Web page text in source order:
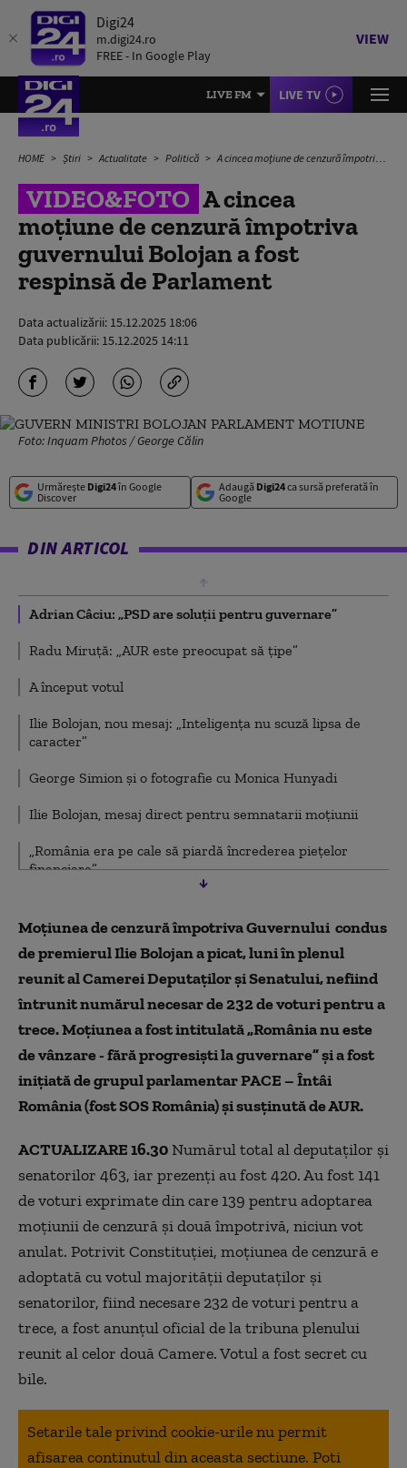
Digi24
m.digi24.ro
FREE - In Google Play
VIEW
LIVE FM LIVE TV
HOME Știri Actualitate Politică A cincea moțiune de cenzură împotriva guvernului Bolojan a fost respinsă de Parlament
VIDEO&FOTO A cincea
moțiune de cenzură împotriva
guvernului Bolojan a fost
respinsă de Parlament
Data actualizării: 15.12.2025 18:06
Data publicării: 15.12.2025 14:11
Foto: Inquam Photos / George Călin
Urmărește Digi24în Google
Discover
Adaugă Digi24ca sursă preferată în
Google
DIN ARTICOL
Adrian Câciu: „PSD are soluții pentru guvernare”
Radu Miruță: „AUR este preocupat să țipe”
A început votul
Ilie Bolojan, nou mesaj: „Inteligența nu scuză lipsa de
caracter”
George Simion și o fotografie cu Monica Hunyadi
Ilie Bolojan, mesaj direct pentru semnatarii moțiunii
„România era pe cale să piardă încrederea piețelor
financiare”
Moțiunea de cenzură împotriva Guvernului condus
de premierul Ilie Bolojan a picat, luni în plenul
reunit al Camerei Deputaților și Senatului, nefiind
întrunit numărul necesar de 232 de voturi pentru a
trece. Moțiunea a fostintitulată „România nu este
de vânzare - fără progresiști la guvernare” și a fost
inițiată de grupul parlamentar PACE – Întâi
România (fost SOS România) și susținută de AUR.
ACTUALIZARE 16.30Numărul total al deputaților și
senatorilor 463, iar prezenți au fost 420. Au fost 141
de voturi exprimate din care 139 pentru adoptarea
moțiunii de cenzură și două împotrivă, niciun vot
anulat. Potrivit Constituției, moțiunea de cenzură e
adoptată cu votul majorității deputaților și
senatorilor, fiind necesare 232 de voturi pentru a
trece, a fost anunțul oficial de la tribuna plenului
reunit al celor două Camere. Votul a fost secret cu
bile.
Setarile tale privind cookie-urile nu permit
afisarea continutul din aceasta sectiune. Poti